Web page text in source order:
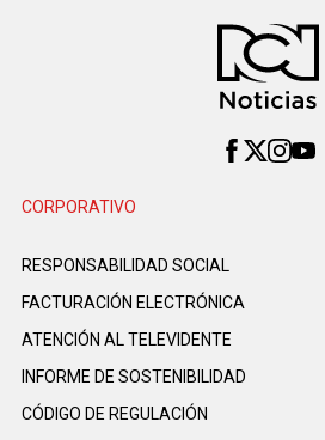
CORPORATIVO
RESPONSABILIDAD SOCIAL
FACTURACIÓN ELECTRÓNICA
ATENCIÓN AL TELEVIDENTE
INFORME DE SOSTENIBILIDAD
CÓDIGO DE REGULACIÓN